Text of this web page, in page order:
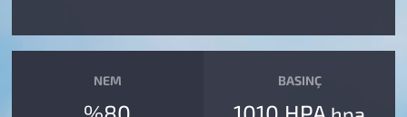
NEM BASINÇ